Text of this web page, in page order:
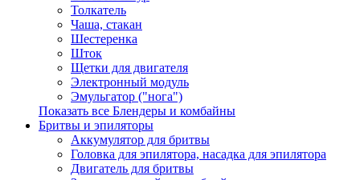
Толкатель
Чаша, стакан
Шестеренка
Шток
Щетки для двигателя
Электронный модуль
Эмульгатор ("нога")
Показать все Блендеры и комбайны
Бритвы и эпиляторы
Аккумулятор для бритвы
Головка для эпилятора, насадка для эпилятора
Двигатель для бритвы